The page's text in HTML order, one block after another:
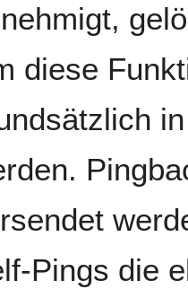
diese
Pings die